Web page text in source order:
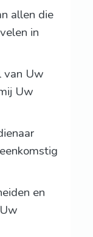
allen die
in
van Uw
Uw
en